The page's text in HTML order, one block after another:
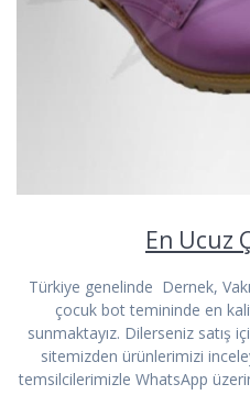
En Ucuz
Türkiye genelinde Dernek,
çocuk bot temininde en
sunmaktayız. Dilerseniz satış
sitemizden ürünlerimizi
temsilcilerimizle WhatsApp